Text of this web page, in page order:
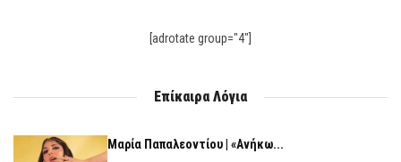
[adrotate group="4"]
Επίκαιρα Λόγια
Μαρία Παπαλεοντίου | «Ανήκω...